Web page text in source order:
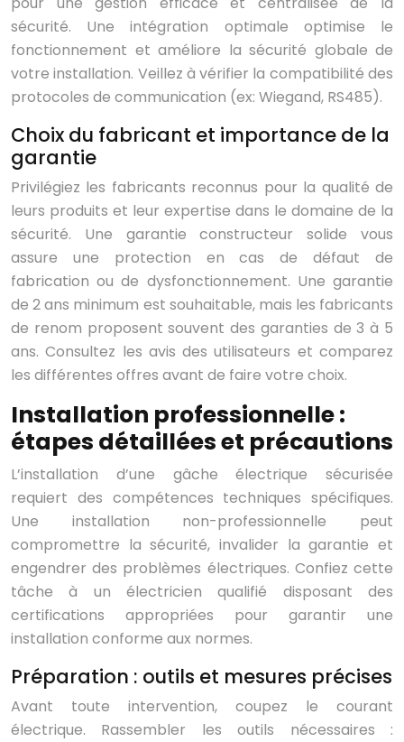
sécurité. Une intégration optimale optimise le
fonctionnement et améliore la sécurité globale de
votre installation. Veillez à vérifier la compatibilité des
protocoles de communication (ex: Wiegand, RS485).
Choix du fabricant et importance de la
garantie
Privilégiez les fabricants reconnus pour la qualité de
leurs produits et leur expertise dans le domaine de la
sécurité. Une garantie constructeur solide vous
assure une protection en cas de défaut de
fabrication ou de dysfonctionnement. Une garantie
de 2 ans minimum est souhaitable, mais les fabricants
de renom proposent souvent des garanties de 3 à 5
ans. Consultez les avis des utilisateurs et comparez
les différentes offres avant de faire votre choix.
Installation professionnelle :
étapes détaillées et précautions
L’installation d’une gâche électrique sécurisée
requiert des compétences techniques spécifiques.
Une installation non-professionnelle peut
compromettre la sécurité, invalider la garantie et
engendrer des problèmes électriques. Confiez cette
tâche à un électricien qualifié disposant des
certifications appropriées pour garantir une
installation conforme aux normes.
Préparation : outils et mesures précises
Avant toute intervention, coupez le courant
électrique. Rassembler les outils nécessaires :